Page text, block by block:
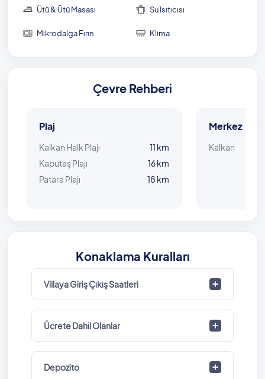
Ütü & Ütü Masası Su Isıtıcısı
Mikrodalga Fırın Klima
Çevre Rehberi
Plaj
Kalkan Halk Plajı
11 km
Kaputaş Plajı
16 km
Patara Plajı
18 km
Merkez
Kalkan
Konaklama Kuralları
Villaya Giriş Çıkış Saatleri
Ücrete Dahil Olanlar
Depozito